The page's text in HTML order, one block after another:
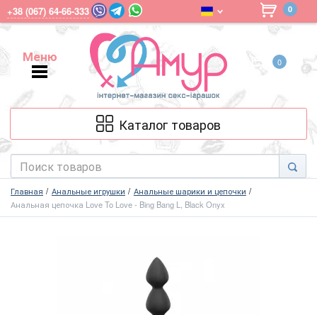
+38 (067) 64-66-333 0
Меню
Меню
0
Каталог товаров
Главная Анальные игрушки
Анальные шарики и цепочки
Анальная цепочка Love To Love - Bing Bang L, Black Onyx